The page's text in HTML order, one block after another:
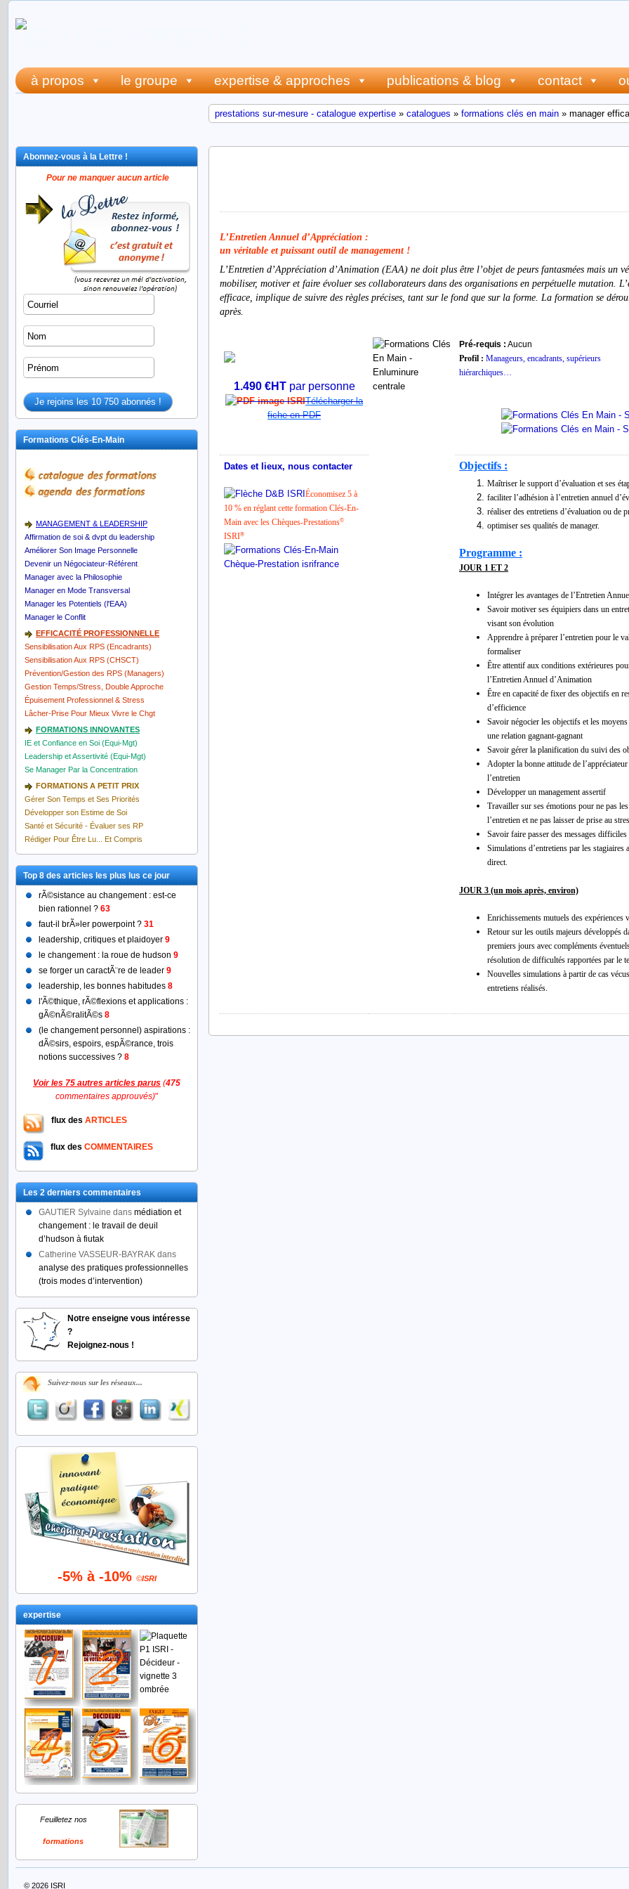
à propos le groupe expertise & approches publications & blog contact
prestations sur-mesure - catalogue expertise » catalogues » formations clés en main » manager
L’Entretien Annuel d’Appréciation :
un véritable et puissant outil de management !
L’Entretien d’Appréciation d’Animation (EAA) ne doit plus être l’objet de peurs fantasmées mais un
mobiliser, motiver et faire évoluer ses collaborateurs dans des organisations en perpétuelle mutation.
efficace, implique de suivre des règles précises, tant sur le fond que sur la forme. La formation se
après.
1.490 €HTpar personne
Télécharger la
fiche en PDF
Pré-requis : Aucun
Profil : Manageurs, encadrants, supérieurs
hiérarchiques…
Dates et lieux, nous contacter
Économisez 5 à
10 % en réglant cette formation Clés-En-
Main avec les Chèques-Prestations©
ISRI®
Objectifs :
Maîtriser le support d’évaluation et ses
faciliter l’adhésion à l’entretien annuel
réaliser des entretiens d’évaluation ou de
optimiser ses qualités de manager.
Programme :
JOUR 1 ET 2
Intégrer les avantages de l’Entretien
Savoir motiver ses équipiers dans un
visant son évolution
Apprendre à préparer l’entretien pour le
formaliser
Être attentif aux conditions extérieures
l’Entretien Annuel d’Animation
Être en capacité de fixer des objectifs en
d’efficience
Savoir négocier les objectifs et les moyens
une relation gagnant-gagnant
Savoir gérer la planification du suivi des
Adopter la bonne attitude de l’appréciateur
l’entretien
Développer un management assertif
Travailler sur ses émotions pour ne pas
l’entretien et ne pas laisser de prise au
Savoir faire passer des messages difficiles
Simulations d’entretiens par les stagiaires
direct.
JOUR 3 (un mois après, environ)
Enrichissements mutuels des expériences
Retour sur les outils majeurs développés
premiers jours avec compléments
résolution de difficultés rapportées par le
Nouvelles simulations à partir de cas
entretiens réalisés.
Abonnez-vous à la Lettre !
Pour ne manquer aucun article
Formations Clés-En-Main
MANAGEMENT & LEADERSHIP
Affirmation de soi & dvpt du leadership
Améliorer Son Image Personnelle
Devenir un Négociateur-Référent
Manager avec la Philosophie
Manager en Mode Transversal
Manager les Potentiels (l'EAA)
Manager le Conflit
EFFICACITÉ PROFESSIONNELLE
Sensibilisation Aux RPS (Encadrants)
Sensibilisation Aux RPS (CHSCT)
Prévention/Gestion des RPS (Managers)
Gestion Temps/Stress, Double Approche
Épuisement Professionnel & Stress
Lâcher-Prise Pour Mieux Vivre le Chgt
FORMATIONS INNOVANTES
IE et Confiance en Soi (Equi-Mgt)
Leadership et Assertivité (Equi-Mgt)
Se Manager Par la Concentration
FORMATIONS A PETIT PRIX
Gérer Son Temps et Ses Priorités
Développer son Estime de Soi
Santé et Sécurité - Évaluer ses RP
Rédiger Pour Être Lu... Et Compris
Top 8 des articles les plus lus ce jour
rÃ©sistance au changement : est-ce
bien rationnel ? 63
faut-il brÃ»ler powerpoint ? 31
leadership, critiques et plaidoyer 9
le changement : la roue de hudson 9
se forger un caractÃ¨re de leader 9
leadership, les bonnes habitudes 8
l'Ã©thique, rÃ©flexions et applications :
gÃ©nÃ©ralitÃ©s 8
(le changement personnel) aspirations :
dÃ©sirs, espoirs, espÃ©rance, trois
notions successives ? 8
Voir les 75 autres articles parus (475
commentaires approuvés)"
flux des ARTICLES
flux des COMMENTAIRES
Les 2 derniers commentaires
GAUTIER Sylvaine dans médiation et
changement : le travail de deuil
d’hudson à fiutak
Catherine VASSEUR-BAYRAK dans
analyse des pratiques professionnelles
(trois modes d’intervention)
Notre enseigne vous intéresse
?
Rejoignez-nous !
Suivez-nous sur les réseaux...
-5% à -10% ©ISRI
expertise
Feuilletez nos
formations
© 2026 ISRI